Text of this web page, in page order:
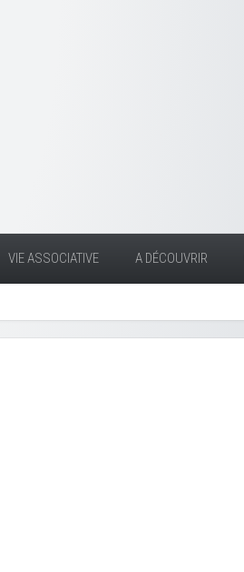
VIE ASSOCIATIVE A DÉCOUVRIR